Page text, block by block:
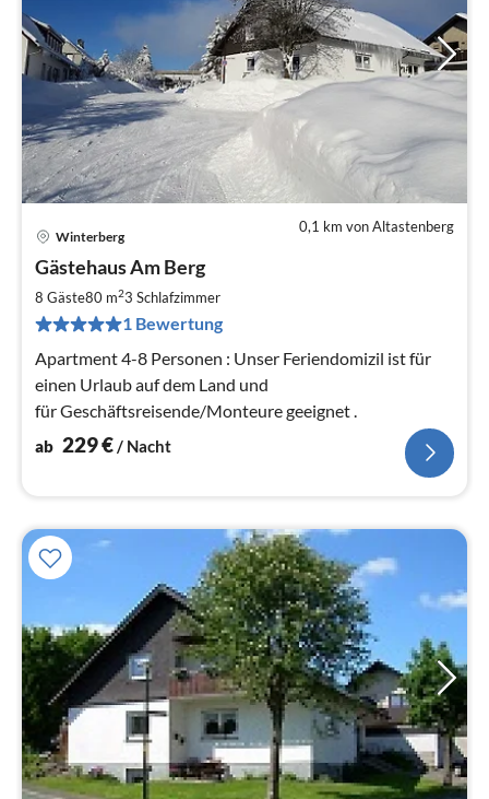
0,1 km von Altastenberg
Winterberg
Gästehaus Am Berg
8 Gäste80 m23 Schlafzimmer
1 Bewertung
Apartment 4-8 Personen : Unser Feriendomizil ist für
einen Urlaub auf dem Land und
für Geschäftsreisende/Monteure geeignet .
ab 229€/ Nacht